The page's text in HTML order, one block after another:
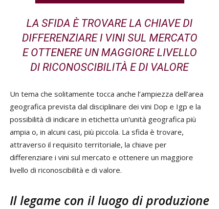
LA SFIDA È TROVARE LA CHIAVE DI
DIFFERENZIARE I VINI SUL MERCATO
E OTTENERE UN MAGGIORE LIVELLO
DI RICONOSCIBILITÀ E DI VALORE
Un tema che solitamente tocca anche l’ampiezza dell’area
geografica prevista dal disciplinare dei vini Dop e Igp e la
possibilità di indicare in etichetta un’unità geografica più
ampia o, in alcuni casi, più piccola. La sfida è trovare,
attraverso il requisito territoriale, la chiave per
differenziare i vini sul mercato e ottenere un maggiore
livello di riconoscibilità e di valore.
Il legame con il luogo di produzione